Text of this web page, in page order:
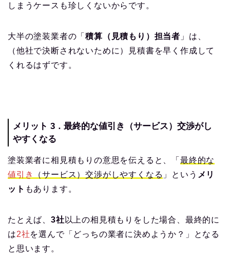
しまうケースも珍しくないからです。
大半の塗装業者の「積算（見積もり）担当者 」は、
（他社で決断されないために）見積書を早く作成して
くれるはずです。
メリット 3．最終的な値引き（サービス）交渉がし
やすくなる
塗装業者に相見積もりの意思を伝えると、「 最終的な
値引き
（サービス）交渉がしやすくなる 」という メリ
ット もあります。
たとえば、 3社 以上の相見積もりをした場合、最終的に
は2社を選んで「どっちの業者に決めようか？」となる
と思います。